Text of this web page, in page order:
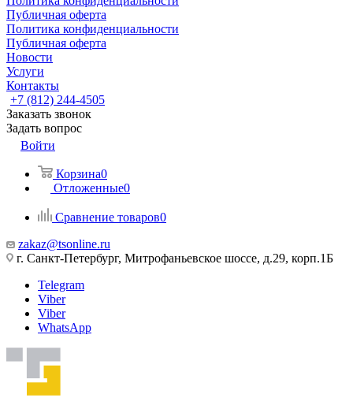
Публичная оферта
Политика конфиденциальности
Публичная оферта
Новости
Услуги
Контакты
+7 (812) 244-4505
Заказать звонок
Задать вопрос
Войти
Корзина0
Отложенные0
Сравнение товаров0
zakaz@tsonline.ru
г. Санкт-Петербург, Митрофаньевское шоссе, д.29, корп.1Б
Telegram
Viber
Viber
WhatsApp